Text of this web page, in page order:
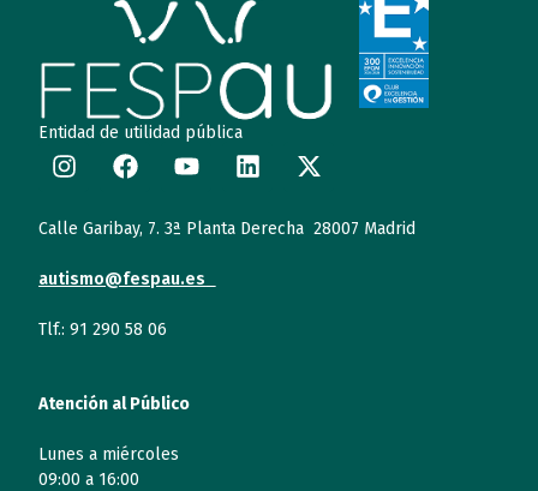
Entidad de utilidad pública
Calle Garibay, 7. 3ª Planta Derecha 28007 Madrid
autismo@fespau.es
Tlf.: 91 290 58 06
Atención al Público
Lunes a miércoles
09:00 a 16:00